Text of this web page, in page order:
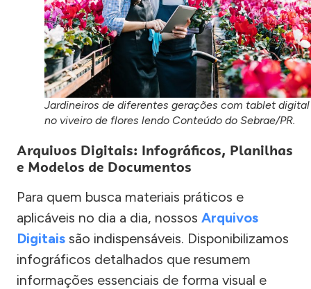
Jardineiros de diferentes gerações com tablet digital
no viveiro de flores lendo Conteúdo do Sebrae/PR.
Arquivos Digitais: Infográficos, Planilhas
e Modelos de Documentos
Para quem busca materiais práticos e
aplicáveis no dia a dia, nossos Arquivos
Digitais são indispensáveis. Disponibilizamos
infográficos detalhados que resumem
informações essenciais de forma visual e